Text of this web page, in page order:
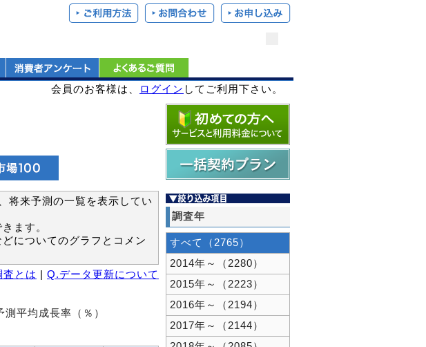
会員のお客様は、 ログイン してご利用下さい。
将来予測の一覧を表示してい
ます。
についてのグラフとコメン
とは
Q.データ更新について
測平均成長率（％）
調査年
すべて（2765）
2014年～（2280）
2015年～（2223）
2016年～（2194）
2017年～（2144）